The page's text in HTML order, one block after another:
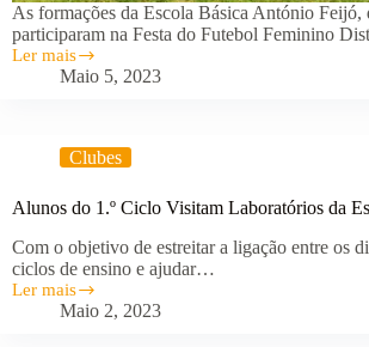
As formações da Escola Básica António Feijó,
participaram na Festa do Futebol Feminino
Ler mais
Grandes
Resultados
Futebol
Maio 5, 2023
Clubes
Alunos do 1.º Ciclo Visitam Laboratórios da
Com o objetivo de estreitar a ligação entre os
ciclos de ensino e ajudar…
Ler mais
Alunos
Maio 2, 2023